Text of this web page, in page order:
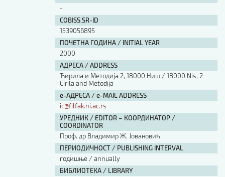
Упутство за бирање лиценце
Уговор са аутором
Шаблон прве стране и импресума [B5, ћир]
Шаблон прве стране и импресума [B5, лат]
Шаблон прве стране и импресума [B5, енг]
Етички кодекс
ПРЕТРАГА ИЗДАЊА
Наслов или део наслова
-
COBISS.SR-ID
1539056895
ПОЧЕТНА ГОДИНА / INITIAL YEAR
2000
АДРЕСА / ADDRESS
Ћирила и Методија 2, 18000 Ниш / 18000 Nis, 2
Cirila and Metodija
е-АДРЕСА / e-MAIL ADDRESS
ic@filfak.ni.ac.rs
УРЕДНИК / EDITOR – КООРДИНАТОР /
COORDINATOR
Проф. др Владимир Ж. Јовановић
ПЕРИОДИЧНОСТ / PUBLISHING INTERVAL
годишње / annually
БИБЛИОТЕКА / LIBRARY